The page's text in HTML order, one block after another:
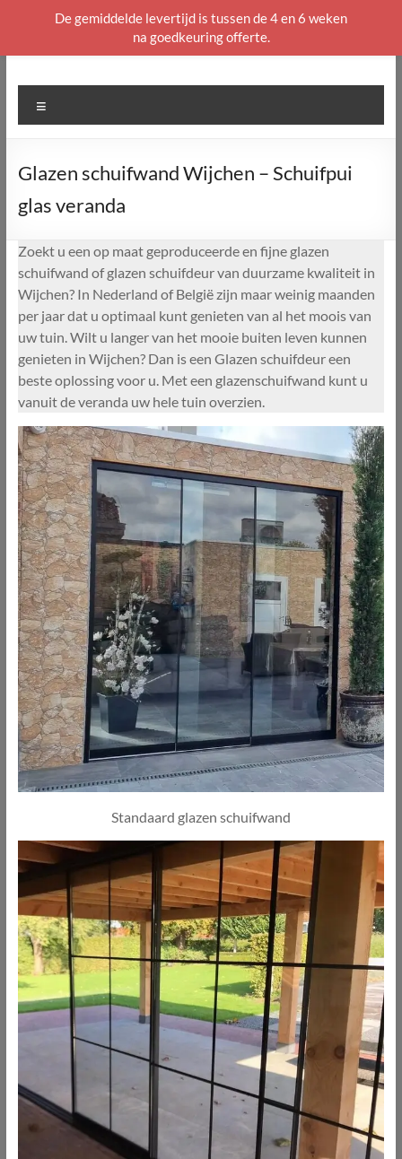
naar
Glazen schuifwand Wijchen – Schuifpui
glas veranda
Zoekt u een op maat geproduceerde en fijne glazen
schuifwand of glazen schuifdeur van duurzame kwaliteit in
Wijchen? In Nederland of België zijn maar weinig maanden
per jaar dat u optimaal kunt genieten van al het moois van
uw tuin. Wilt u langer van het mooie buiten leven kunnen
genieten in Wijchen? Dan is een Glazen schuifdeur een
beste oplossing voor u. Met een glazenschuifwand kunt u
vanuit de veranda uw hele tuin overzien.
Standaard glazen schuifwand
De gemiddelde levertijd is tussen de 4 en 6 weken
na goedkeuring offerte.